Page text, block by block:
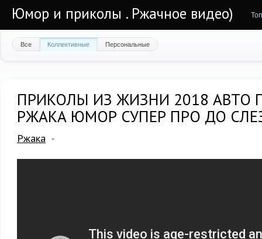
Юмор и приколы . Ржачное видео)
Все Коллективные Персональные
ПРИКОЛЫ ИЗ ЖИЗНИ 2018 АВТО
РЖАКА ЮМОР СУПЕР ПРО ДО
Ржака